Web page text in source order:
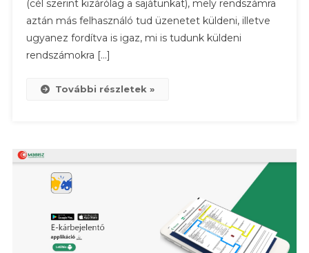
(cél szerint kizárólag a sajátunkat), mely rendszámra
aztán más felhasználó tud üzenetet küldeni, illetve
ugyanez fordítva is igaz, mi is tudunk küldeni
rendszámokra […]
További részletek »